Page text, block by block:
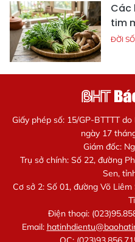
Các
tim
ĐỜI
Giấy phép số: 15/GP-BTTTT
ngày 17
Giám đốc:
Trụ sở chính: Số 22, đường
Sen,
Cơ sở 2: Số 01, đường Võ
Điện thoại:
Email: